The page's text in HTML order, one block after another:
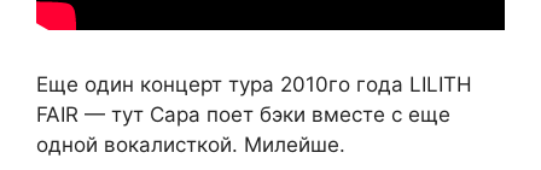
Еще один концерт тура 2010го года LILITH
FAIR — тут Сара поет бэки вместе с еще
одной вокалисткой. Милейше.